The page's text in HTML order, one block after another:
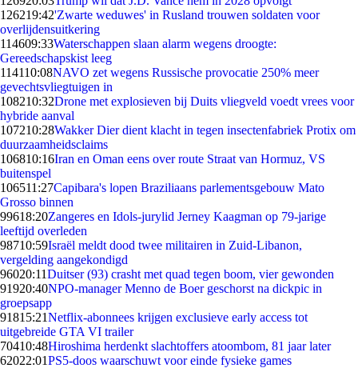
126219:42'Zwarte weduwes' in Rusland trouwen soldaten voor
overlijdensuitkering
114609:33Waterschappen slaan alarm wegens droogte:
Gereedschapskist leeg
114110:08NAVO zet wegens Russische provocatie 250% meer
gevechtsvliegtuigen in
108210:32Drone met explosieven bij Duits vliegveld voedt vrees voor
hybride aanval
107210:28Wakker Dier dient klacht in tegen insectenfabriek Protix om
duurzaamheidsclaims
106810:16Iran en Oman eens over route Straat van Hormuz, VS
buitenspel
106511:27Capibara's lopen Braziliaans parlementsgebouw Mato
Grosso binnen
99618:20Zangeres en Idols-jurylid Jerney Kaagman op 79-jarige
leeftijd overleden
98710:59Israël meldt dood twee militairen in Zuid-Libanon,
vergelding aangekondigd
96020:11Duitser (93) crasht met quad tegen boom, vier gewonden
91920:40NPO-manager Menno de Boer geschorst na dickpic in
groepsapp
91815:21Netflix-abonnees krijgen exclusieve early access tot
uitgebreide GTA VI trailer
70410:48Hiroshima herdenkt slachtoffers atoombom, 81 jaar later
62022:01PS5-doos waarschuwt voor einde fysieke games